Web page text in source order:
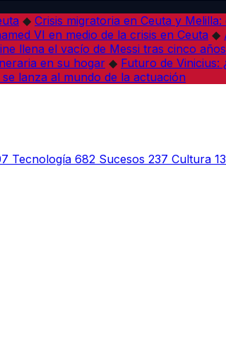
◆ Crisis migratoria en Ceuta y
VI en medio de la crisis en Ceuta ◆
llena el vacío de Messi tras cinco
en su hogar ◆ Futuro de Vinicius:
lanza al mundo de la actuación
Tecnología 682 Sucesos 237 Cultura